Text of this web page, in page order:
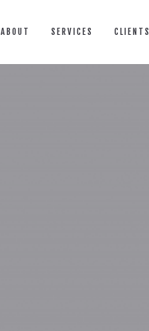
ABOUT SERVICES CLIENTS